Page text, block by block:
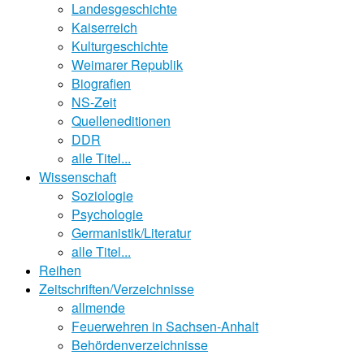
Landesgeschichte
Kaiserreich
Kulturgeschichte
Weimarer Republik
Biografien
NS-Zeit
Quelleneditionen
DDR
alle Titel...
Wissenschaft
Soziologie
Psychologie
Germanistik/Literatur
alle Titel...
Reihen
Zeitschriften/Verzeichnisse
allmende
Feuerwehren in Sachsen-Anhalt
Behördenverzeichnisse